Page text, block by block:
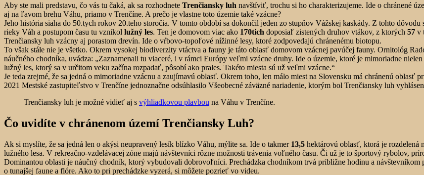
Aby ste mali predstavu, čo vás tu čaká, ak sa rozhodnete Trenčiansky luh navštíviť, trochu si ho charakterizujeme. Ide o chránené
aj na ľavom brehu Váhu, priamo v Trenčíne. A prečo je vlastne toto územie také vzácne?
Jeho história siaha do 50.tych rokov 20.teho storočia. V tomto období sa dokončil jeden zo stupňov Vážskej kaskády. Z tohto
rieky Váh a postupom času tu vznikol lužný les. Ten je domovom viac ako 170tich doposiaľ zistených druhov vtákov, z ktorých 57 v
Trenčiansky luh vzácny aj porastom drevín. Ide o vŕbovo-topoľové nížinné lesy, ktoré zodpovedajú chránenému biotopu.
To však stále nie je všetko. Okrem vysokej biodiverzity vtáctva a fauny je táto oblasť domovom vzácnej pavúčej fauny. Ornitológ
náučného chodníka, uvádza: „Zaznamenali tu viaceré, i v rámci Európy veľmi vzácne druhy. Ide o územie, ktoré je mimoriadne
lužný les, ktorý sa v určitom veku začína rozpadať, pôsobí ako prales. Takéto miesta sú už veľmi vzácne.“
Je teda zrejmé, že sa jedná o mimoriadne vzácnu a zaujímavú oblasť. Okrem toho, len málo miest na Slovensku má chránenú oblasť
2021 Mestské zastupiteľstvo v Trenčíne jednoznačne odsúhlasilo Všeobecné záväzné nariadenie, ktorým bol Trenčiansky luh
Trenčiansky luh je možné vidieť aj s výhliadkovou plavbou na Váhu v Trenčíne.
Čo uvidíte v chránenom území Trenčiansky Luh?
Ak si myslíte, že sa jedná len o akýsi neupravený lesík blízko Váhu, mýlite sa. Ide o takmer 13,5 hektárovú oblasť, ktorá je rozdelená
lužného lesa. V rekreačno-vzdelávacej zóne majú návštevníci rôzne možnosti trávenia voľného času. Či už je to športový rybolov,
Dominantou oblasti je náučný chodník, ktorý vybudovali dobrovoľníci. Prechádzka chodníkom trvá približne hodinu a návštevníkom
o tunajšej faune a flóre. Ako to pri prechádzke vyzerá, si môžete pozrieť vo videu.